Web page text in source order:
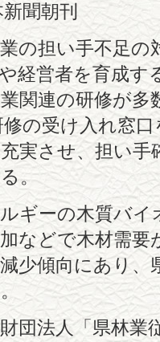
聞朝刊
の担い手不足の
経営者を育成す
関連の研修が多
の受け入れ窓
実させ、担い手
。
ギーの木質バ
などで木材需要
少傾向にあり
団法人「県林業